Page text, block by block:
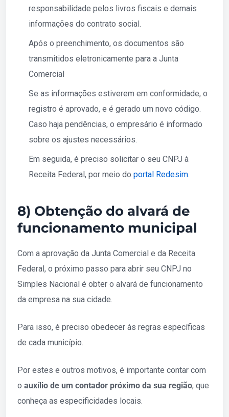
responsabilidade pelos livros fiscais e demais
informações do contrato social.
Após o preenchimento, os documentos são
transmitidos eletronicamente para a Junta
Comercial
Se as informações estiverem em conformidade, o
registro é aprovado, e é gerado um novo código.
Caso haja pendências, o empresário é informado
sobre os ajustes necessários.
Em seguida, é preciso solicitar o seu CNPJ à
Receita Federal, por meio do portal Redesim.
8) Obtenção do alvará de
funcionamento municipal
Com a aprovação da Junta Comercial e da Receita
Federal, o próximo passo para abrir seu CNPJ no
Simples Nacional é obter o alvará de funcionamento
da empresa na sua cidade.
Para isso, é preciso obedecer às regras específicas
de cada município.
Por estes e outros motivos, é importante contar com
o auxílio de um contador próximo da sua região, que
conheça as especificidades locais.